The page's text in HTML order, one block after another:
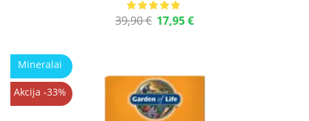
39,90€ 17,95€
Mineralai
Akcija -33%